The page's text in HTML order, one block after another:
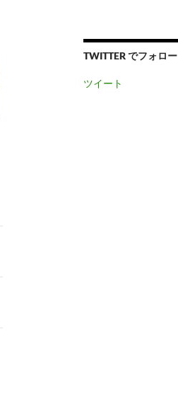
TWITTER でフォロー
ツイート